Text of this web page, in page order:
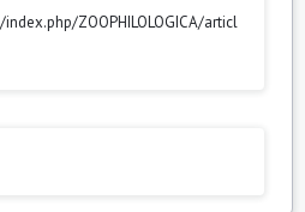
ZOOPHILOLOGICA/articl